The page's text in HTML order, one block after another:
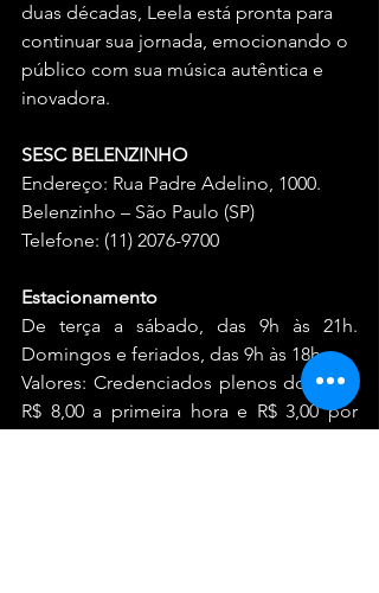
duas décadas, Leela está pronta para
continuar sua jornada, emocionando o
público com sua música autêntica e
inovadora.
SESC BELENZINHO
Endereço: Rua Padre Adelino, 1000.
Belenzinho – São Paulo (SP)
Telefone: (11) 2076-9700
Estacionamento
De terça a sábado, das 9h às 21h.
Domingos e feriados, das 9h às 18h.
Valores: Credenciados plenos do Sesc:
R$ 8,00 a primeira hora e R$ 3,00 por